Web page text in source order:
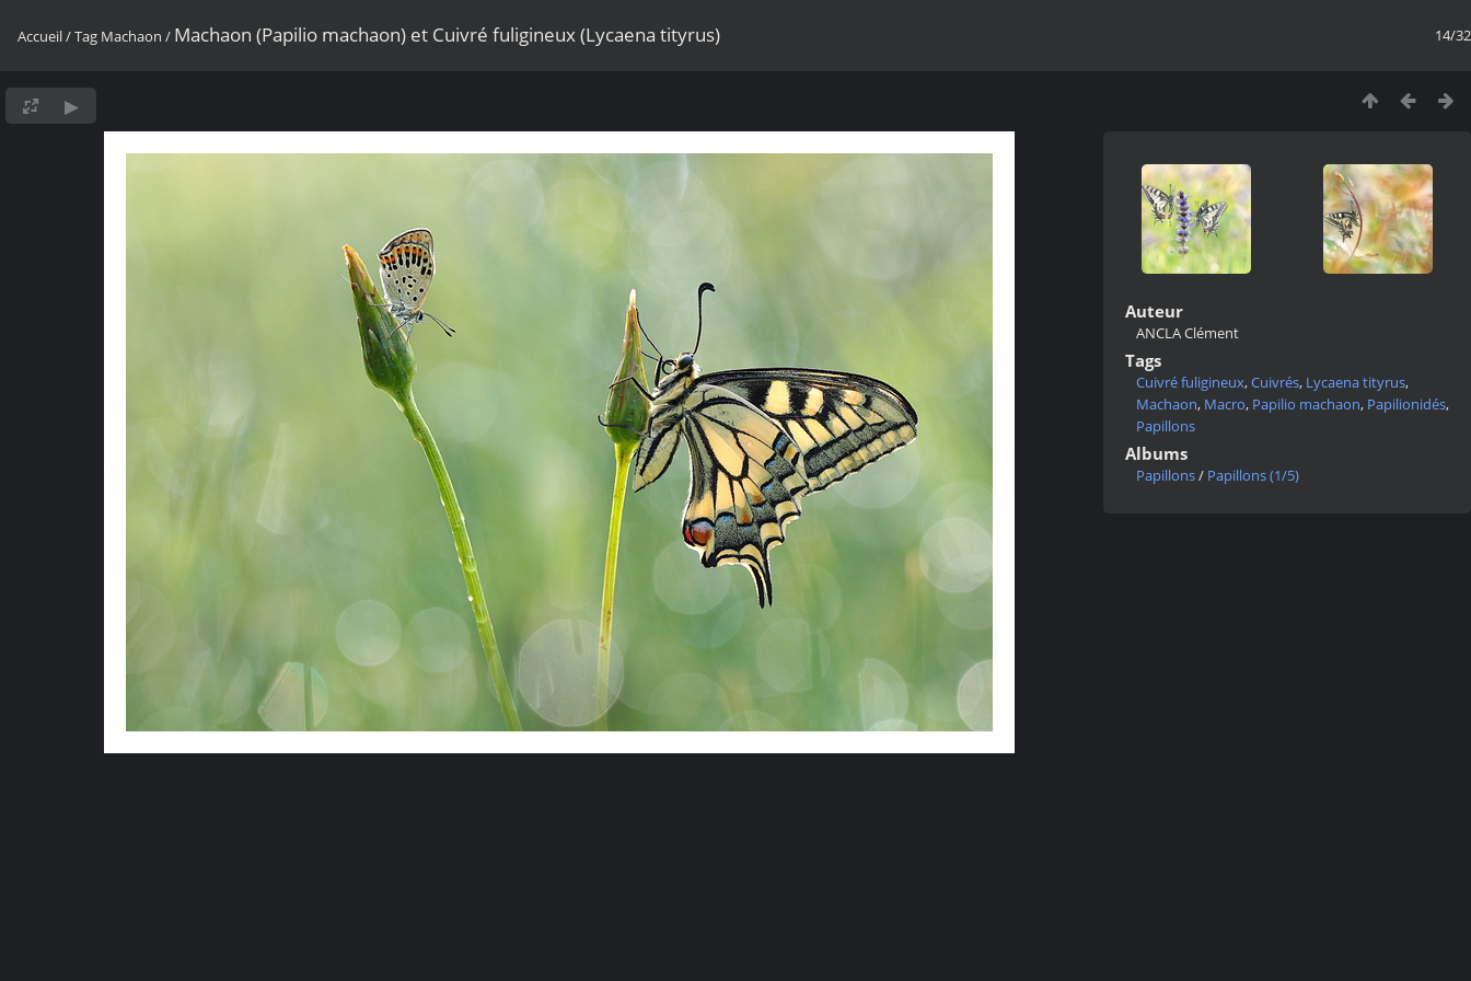
14/32
Accueil/Tag Machaon / Machaon (Papilio machaon) et Cuivré fuligineux (Lycaena tityrus)
Auteur
ANCLA Clément
Tags
Cuivré fuligineux,Cuivrés, Lycaena tityrus,
Machaon, Macro, Papilio machaon, Papilionidés,
Papillons
Albums
Papillons/ Papillons (1/5)